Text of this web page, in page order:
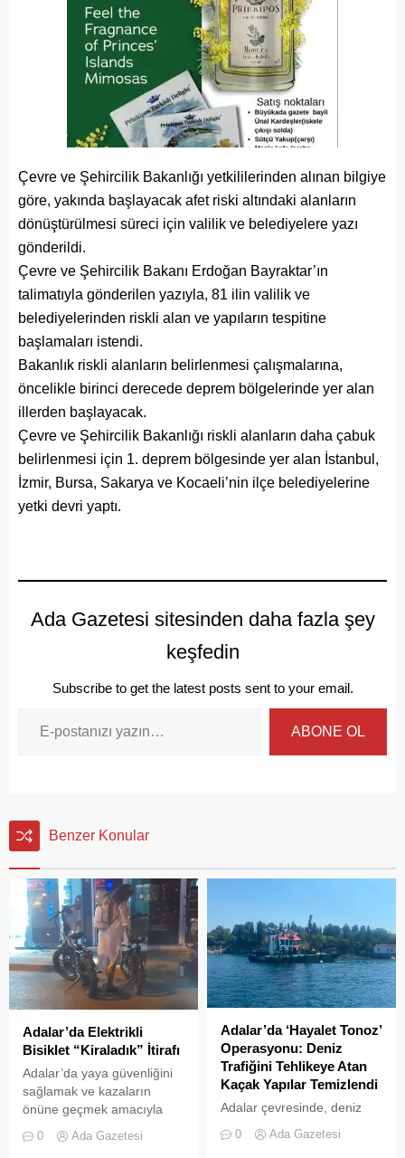
Çevre ve Şehircilik Bakanlığı yetkililerinden alınan bilgiye
göre, yakında başlayacak afet riski altındaki alanların
dönüştürülmesi süreci için valilik ve belediyelere yazı
gönderildi.
Çevre ve Şehircilik Bakanı Erdoğan Bayraktar’ın
talimatıyla gönderilen yazıyla, 81 ilin valilik ve
belediyelerinden riskli alan ve yapıların tespitine
başlamaları istendi.
Bakanlık riskli alanların belirlenmesi çalışmalarına,
öncelikle birinci derecede deprem bölgelerinde yer alan
illerden başlayacak.
Çevre ve Şehircilik Bakanlığı riskli alanların daha çabuk
belirlenmesi için 1. deprem bölgesinde yer alan İstanbul,
İzmir, Bursa, Sakarya ve Kocaeli’nin ilçe belediyelerine
yetki devri yaptı.
Ada Gazetesi sitesinden daha fazla şey
keşfedin
Subscribe to get the latest posts sent to your email.
ABONE OL
Benzer Konular
Adalar’da Elektrikli
Bisiklet “Kiraladık” İtirafı
Adalar’da yaya güvenliğini
sağlamak ve kazaların
önüne geçmek amacıyla
getirilen “elektrikli bisiklet
kiralama yasağı” adeta hiçe
0 Ada Gazetesi
Adalar’da ‘Hayalet Tonoz’
Operasyonu: Deniz
Trafiğini Tehlikeye Atan
Kaçak Yapılar Temizlendi
Adalar çevresinde, deniz
trafiğini tehlikeye sokan ve
çevre kirliliğine neden olan
0 Ada Gazetesi